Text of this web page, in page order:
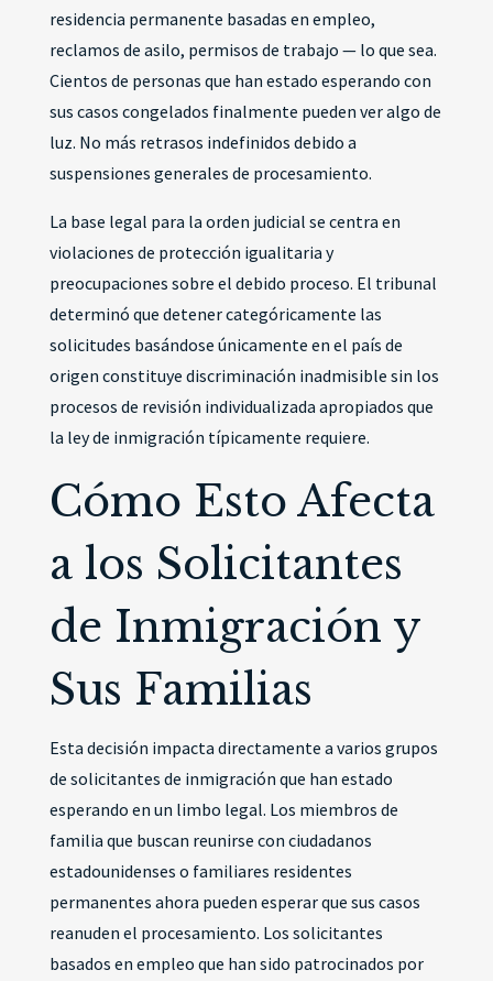
residencia permanente basadas en empleo,
reclamos de asilo, permisos de trabajo — lo que sea.
Cientos de personas que han estado esperando con
sus casos congelados finalmente pueden ver algo de
luz. No más retrasos indefinidos debido a
suspensiones generales de procesamiento.
La base legal para la orden judicial se centra en
violaciones de protección igualitaria y
preocupaciones sobre el debido proceso. El tribunal
determinó que detener categóricamente las
solicitudes basándose únicamente en el país de
origen constituye discriminación inadmisible sin los
procesos de revisión individualizada apropiados que
la ley de inmigración típicamente requiere.
Cómo Esto Afecta
a los Solicitantes
de Inmigración y
Sus Familias
Esta decisión impacta directamente a varios grupos
de solicitantes de inmigración que han estado
esperando en un limbo legal. Los miembros de
familia que buscan reunirse con ciudadanos
estadounidenses o familiares residentes
permanentes ahora pueden esperar que sus casos
reanuden el procesamiento. Los solicitantes
basados en empleo que han sido patrocinados por